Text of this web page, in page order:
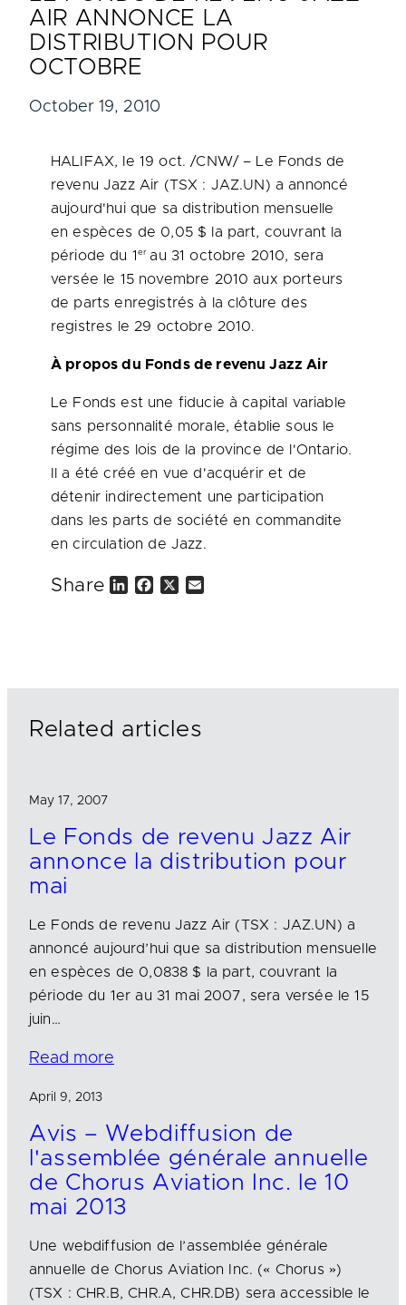
AIR ANNONCE LA
DISTRIBUTION POUR
OCTOBRE
October 19, 2010
HALIFAX, le 19 oct. /CNW/ – Le Fonds de
revenu Jazz Air (TSX : JAZ.UN) a annoncé
aujourd'hui que sa distribution mensuelle
en espèces de 0,05 $ la part, couvrant la
période du 1 er au 31 octobre 2010, sera
versée le 15 novembre 2010 aux porteurs
de parts enregistrés à la clôture des
registres le 29 octobre 2010.
À propos du Fonds de revenu Jazz Air
Le Fonds est une fiducie à capital variable
sans personnalité morale, établie sous le
régime des lois de la province de l'Ontario.
Il a été créé en vue d'acquérir et de
détenir indirectement une participation
dans les parts de société en commandite
en circulation de Jazz.
Share
Related articles
May 17, 2007
Le Fonds de revenu Jazz Air
annonce la distribution pour
mai
Le Fonds de revenu Jazz Air (TSX : JAZ.UN) a
annoncé aujourd’hui que sa distribution mensuelle
en espèces de 0,0838 $ la part, couvrant la
période du 1er au 31 mai 2007, sera versée le 15
juin…
Read more
April 9, 2013
Avis – Webdiffusion de
l'assemblée générale annuelle
de Chorus Aviation Inc. le 10
mai 2013
Une webdiffusion de l’assemblée générale
annuelle de Chorus Aviation Inc. (« Chorus »)
(TSX : CHR.B, CHR.A, CHR.DB) sera accessible le